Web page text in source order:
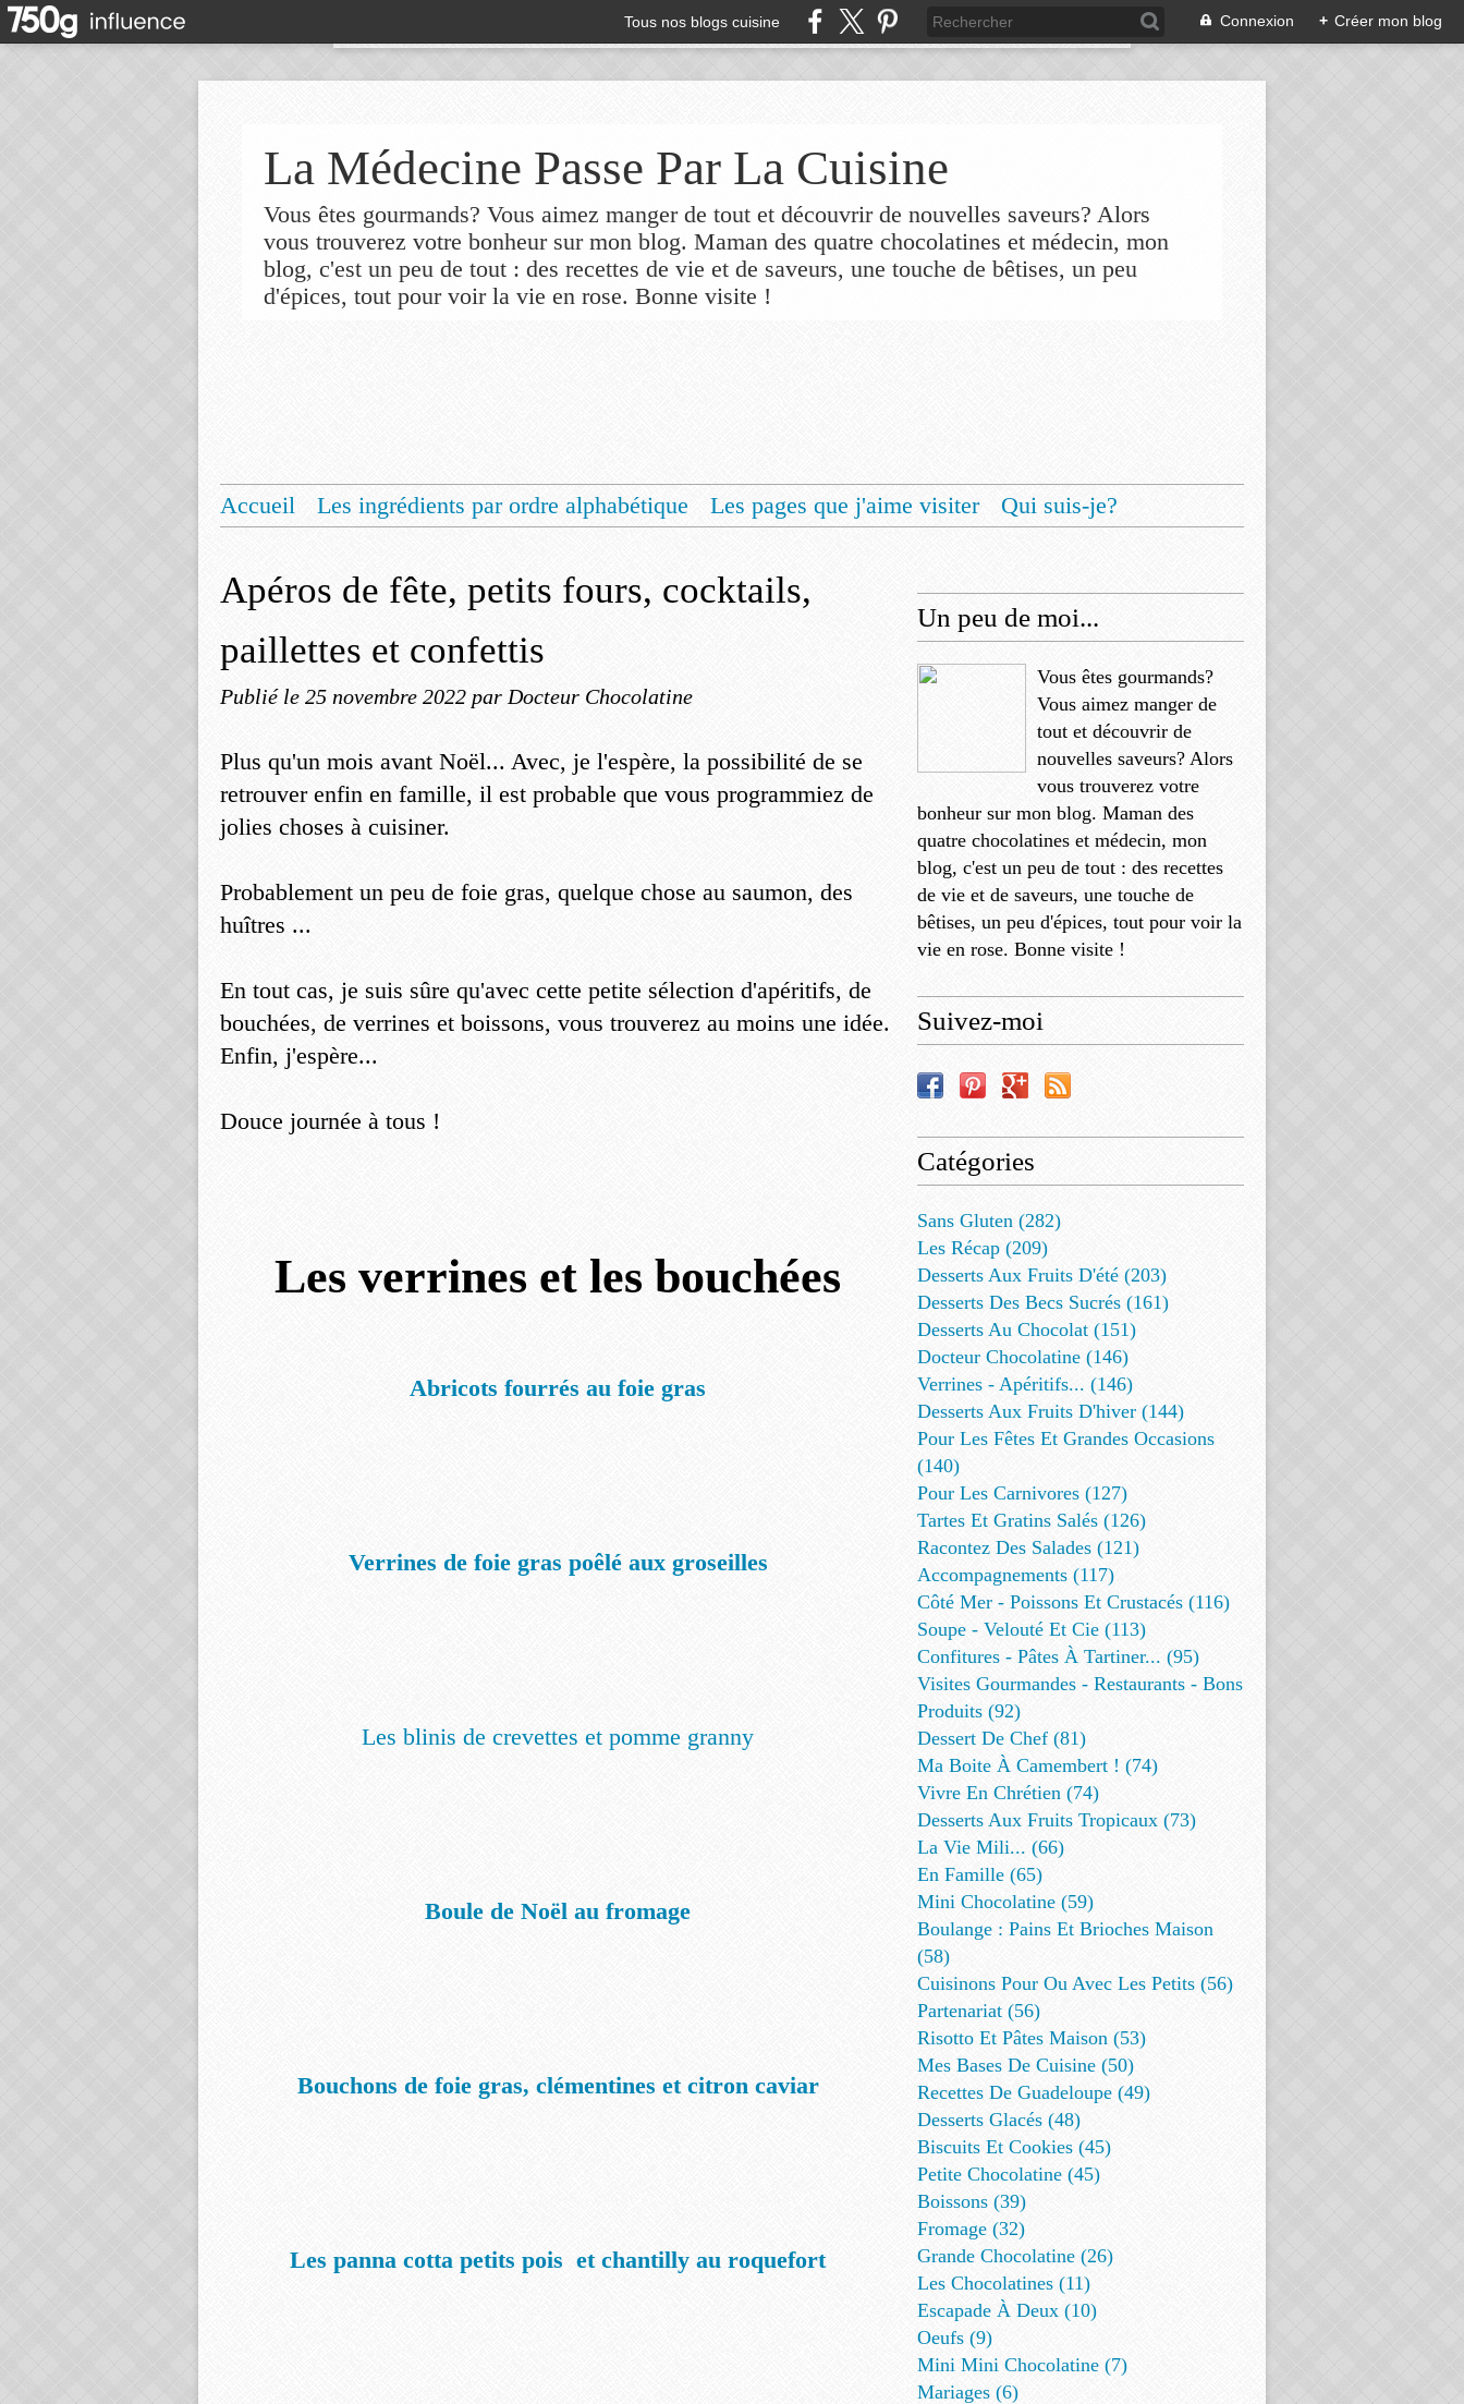
Tous nos blogs cuisine Connexion + Créer mon blog
La Médecine Passe Par La Cuisine
Vous êtes gourmands? Vous aimez manger de tout et découvrir de nouvelles saveurs? Alors
vous trouverez votre bonheur sur mon blog. Maman des quatre chocolatines et médecin, mon
blog, c'est un peu de tout : des recettes de vie et de saveurs, une touche de bêtises, un peu
d'épices, tout pour voir la vie en rose. Bonne visite !
Accueil Les ingrédients par ordre alphabétique Les pages que j'aime visiter
Qui suis-je?
Apéros de fête, petits fours, cocktails,
paillettes et confettis
Publié le 25 novembre 2022 par Docteur Chocolatine
Plus qu'un mois avant Noël... Avec, je l'espère, la possibilité de se
retrouver enfin en famille, il est probable que vous programmiez de
jolies choses à cuisiner.
Probablement un peu de foie gras, quelque chose au saumon, des
huîtres ...
En tout cas, je suis sûre qu'avec cette petite sélection d'apéritifs, de
bouchées, de verrines et boissons, vous trouverez au moins une idée.
Enfin, j'espère...
Douce journée à tous !
Les verrines et les bouchées
Abricots fourrés au foie gras
Verrines de foie gras poêlé aux groseilles
Les blinis de crevettes et pomme granny
Boule de Noël au fromage
Bouchons de foie gras, clémentines et citron caviar
Les panna cotta petits pois et chantilly au roquefort
Un peu de moi...
Vous êtes gourmands?
Vous aimez manger de
tout et découvrir de
nouvelles saveurs? Alors
vous trouverez votre
bonheur sur mon blog. Maman des
quatre chocolatines et médecin, mon
blog, c'est un peu de tout : des recettes
de vie et de saveurs, une touche de
bêtises, un peu d'épices, tout pour voir la
vie en rose. Bonne visite !
Suivez-moi
Catégories
Sans Gluten (282)
Les Récap (209)
Desserts Aux Fruits D'été (203)
Desserts Des Becs Sucrés (161)
Desserts Au Chocolat (151)
Docteur Chocolatine (146)
Verrines - Apéritifs... (146)
Desserts Aux Fruits D'hiver (144)
Pour Les Fêtes Et Grandes Occasions
(140)
Pour Les Carnivores (127)
Tartes Et Gratins Salés (126)
Racontez Des Salades (121)
Accompagnements (117)
Côté Mer - Poissons Et Crustacés (116)
Soupe - Velouté Et Cie (113)
Confitures - Pâtes À Tartiner... (95)
Visites Gourmandes - Restaurants - Bons
Produits (92)
Dessert De Chef (81)
Ma Boite À Camembert ! (74)
Vivre En Chrétien (74)
Desserts Aux Fruits Tropicaux (73)
La Vie Mili... (66)
En Famille (65)
Mini Chocolatine (59)
Boulange : Pains Et Brioches Maison
(58)
Cuisinons Pour Ou Avec Les Petits (56)
Partenariat (56)
Risotto Et Pâtes Maison (53)
Mes Bases De Cuisine (50)
Recettes De Guadeloupe (49)
Desserts Glacés (48)
Biscuits Et Cookies (45)
Petite Chocolatine (45)
Boissons (39)
Fromage (32)
Grande Chocolatine (26)
Les Chocolatines (11)
Escapade À Deux (10)
Oeufs (9)
Mini Mini Chocolatine (7)
Mariages (6)